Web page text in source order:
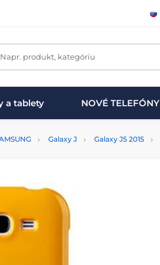
Napr. produkt, kategóriu
a tablety NOVÉ TELEFÓNY
Galaxy J Galaxy J5 2015